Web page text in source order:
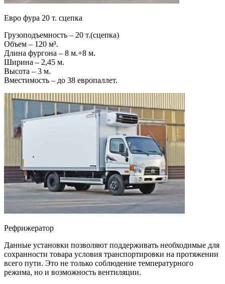
Евро фура 20 т. сцепка
Грузоподъемность – 20 т.(сцепка)
Объем – 120 м³.
Длина фургона – 8 м.+8 м.
Ширина – 2,45 м.
Высота – 3 м.
Вместимость – до 38 европаллет.
Рефрижератор
Данные установки позволяют поддерживать необходимые для
сохранности товара условия транспортировки на протяжении
всего пути. Это не только соблюдение температурного
режима, но и возможность вентиляции.